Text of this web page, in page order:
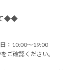
て◆◆
：10:00～19:00
ご確認ください。